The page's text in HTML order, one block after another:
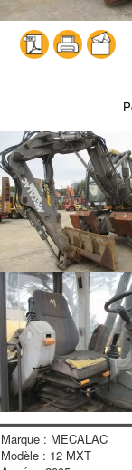
Marque : MECALAC
Modèle : 12 MXT